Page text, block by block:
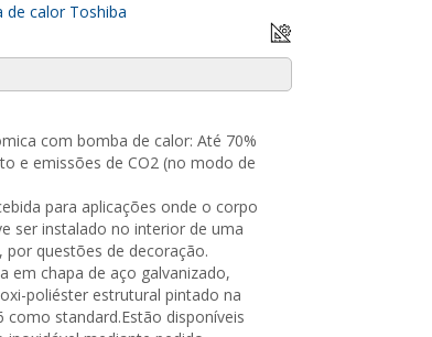
de calor Toshiba
com bomba de calor: Até 70%
e emissões de CO2 (no modo de
para aplicações onde o corpo
ser instalado no interior de uma
por questões de decoração.
em chapa de aço galvanizado,
poliéster estrutural pintado na
como standard.Estão disponíveis